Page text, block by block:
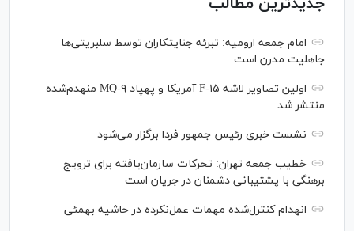
امام جمعه ارومیه: تبرئه جنایتکاران توسط سلبریتی‌ها
جاهلیت مدرن است
اولین تصاویر لاشه F-۱۵ آمریکا و پهپاد MQ-۹ منهدم‌شده
منتشر شد
نشست خبری رئیس‌ جمهور فردا برگزار می‌شود
خطیب جمعه تهران: تحرکات سازمان‌یافته برای ترویج
برهنگی با پشتیبانی دشمنان در جریان است
انهدام کنترل‌شده مهمات عمل‌نکرده در حاشیه بهمئی